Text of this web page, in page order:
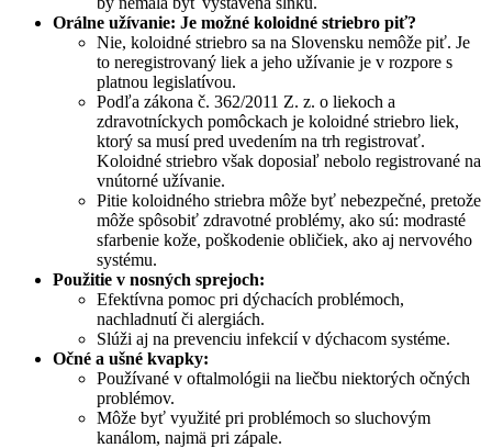
Orálne užívanie: Je možné koloidné striebro piť?
Nie, koloidné striebro sa na Slovensku nemôže piť. Je
to neregistrovaný liek a jeho užívanie je v rozpore s
platnou legislatívou.
Podľa zákona č. 362/2011 Z. z. o liekoch a
zdravotníckych pomôckach je koloidné striebro liek,
ktorý sa musí pred uvedením na trh registrovať.
Koloidné striebro však doposiaľ nebolo registrované na
vnútorné užívanie.
Pitie koloidného striebra môže byť nebezpečné, pretože
môže spôsobiť zdravotné problémy, ako sú: modrasté
sfarbenie kože, poškodenie obličiek, ako aj nervového
systému.
Použitie v nosných sprejoch:
Efektívna pomoc pri dýchacích problémoch,
nachladnutí či alergiách.
Slúži aj na prevenciu infekcií v dýchacom systéme.
Očné a ušné kvapky:
Používané v oftalmológii na liečbu niektorých očných
problémov.
Môže byť využité pri problémoch so sluchovým
kanálom, najmä pri zápale.